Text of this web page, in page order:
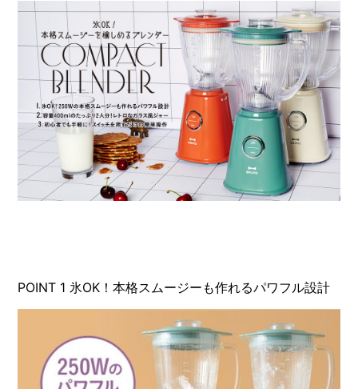
POINT 1 氷OK！本格スムージーも作れるパワフル設計